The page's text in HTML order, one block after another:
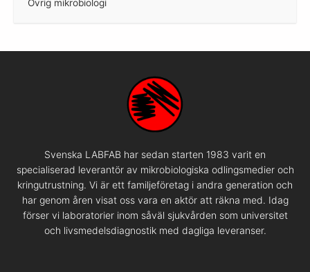
Övrig mikrobiologi
–
Svenska LABFAB har sedan starten 1983 varit en
specialiserad leverantör av mikrobiologiska odlingsmedier och
kringutrustning. Vi är ett familjeföretag i andra generation och
har genom åren visat oss vara en aktör att räkna med. Idag
förser vi laboratorier inom såväl sjukvården som universitet
och livsmedelsdiagnostik med dagliga leveranser.